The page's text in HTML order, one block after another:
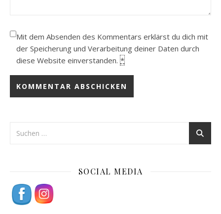
Mit dem Absenden des Kommentars erklärst du dich mit
der Speicherung und Verarbeitung deiner Daten durch
diese Website einverstanden. *
SOCIAL MEDIA